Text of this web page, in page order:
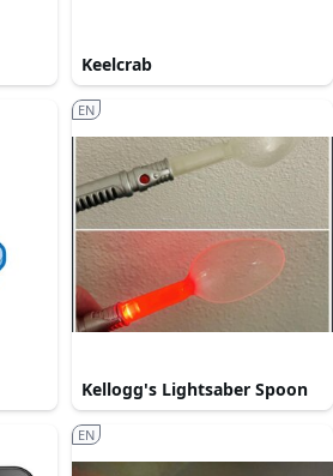
Keelcrab
Kellogg's Lightsaber Spoon
EN
EN